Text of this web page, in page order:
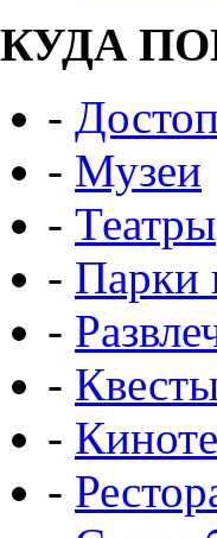
КУДА
-
- Музеи
- Театры
- Парки
-
-
-
-